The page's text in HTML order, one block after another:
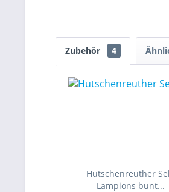
Zubehör 4
Hutschenreuther
Lampions bunt...